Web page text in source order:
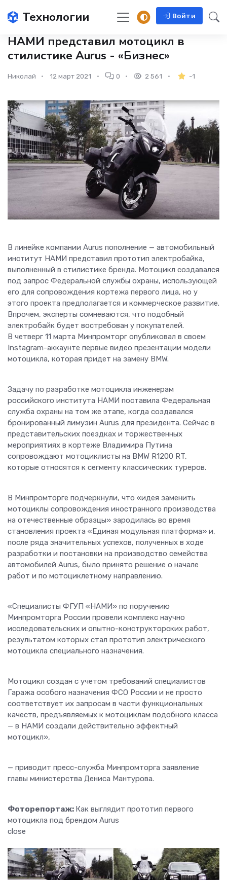
Технологии Войти
НАМИ представил мотоцикл в
стилистике Aurus - «Бизнес»
Николай 12 март 2021 0 2 561 -1
В линейке компании Aurus пополнение — автомобильный
институт НАМИ представил прототип электробайка,
выполненный в стилистике бренда. Мотоцикл создавался
под запрос Федеральной службы охраны, использующей
его для сопровождения кортежа первого лица, но у
этого проекта предполагается и коммерческое развитие.
Впрочем, эксперты сомневаются, что подобный
электробайк будет востребован у покупателей.
В четверг 11 марта Минпромторг опубликовал в своем
Instagram-аккаунте первые видео презентации модели
мотоцикла, которая придет на замену BMW.
Задачу по разработке мотоцикла инженерам
российского института НАМИ поставила Федеральная
служба охраны на том же этапе, когда создавался
бронированный лимузин Aurus для президента. Сейчас в
представительских поездках и торжественных
мероприятиях в кортеже Владимира Путина
сопровождают мотоциклисты на BMW R1200 RT,
которые относятся к сегменту классических туреров.
В Минпромторге подчеркнули, что «идея заменить
мотоциклы сопровождения иностранного производства
на отечественные образцы» зародилась во время
становления проекта «Единая модульная платформа» и,
после ряда значительных успехов, полученных в ходе
разработки и постановки на производство семейства
автомобилей Aurus, было принято решение о начале
работ и по мотоциклетному направлению.
«Специалисты ФГУП «НАМИ» по поручению
Минпромторга России провели комплекс научно
исследовательских и опытно-конструкторских работ,
результатом которых стал прототип электрического
мотоцикла специального назначения.
Мотоцикл создан с учетом требований специалистов
Гаража особого назначения ФСО России и не просто
соответствует их запросам в части функциональных
качеств, предъявляемых к мотоциклам подобного класса
— в НАМИ создали действительно эффектный
мотоцикл»,
— приводит пресс-служба Минпромторга заявление
главы министерства Дениса Мантурова.
Фоторепортаж: Как выглядит прототип первого
мотоцикла под брендом Aurus
close